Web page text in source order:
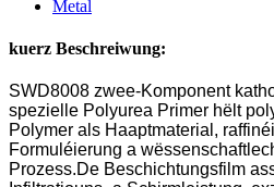
kuerz Beschreiwung:
SWD8008 zwee-Komponent
spezielle Polyurea Primer hëlt
Polymer als Haaptmaterial,
Formuléierung a
Prozess.De Beschichtungsfilm